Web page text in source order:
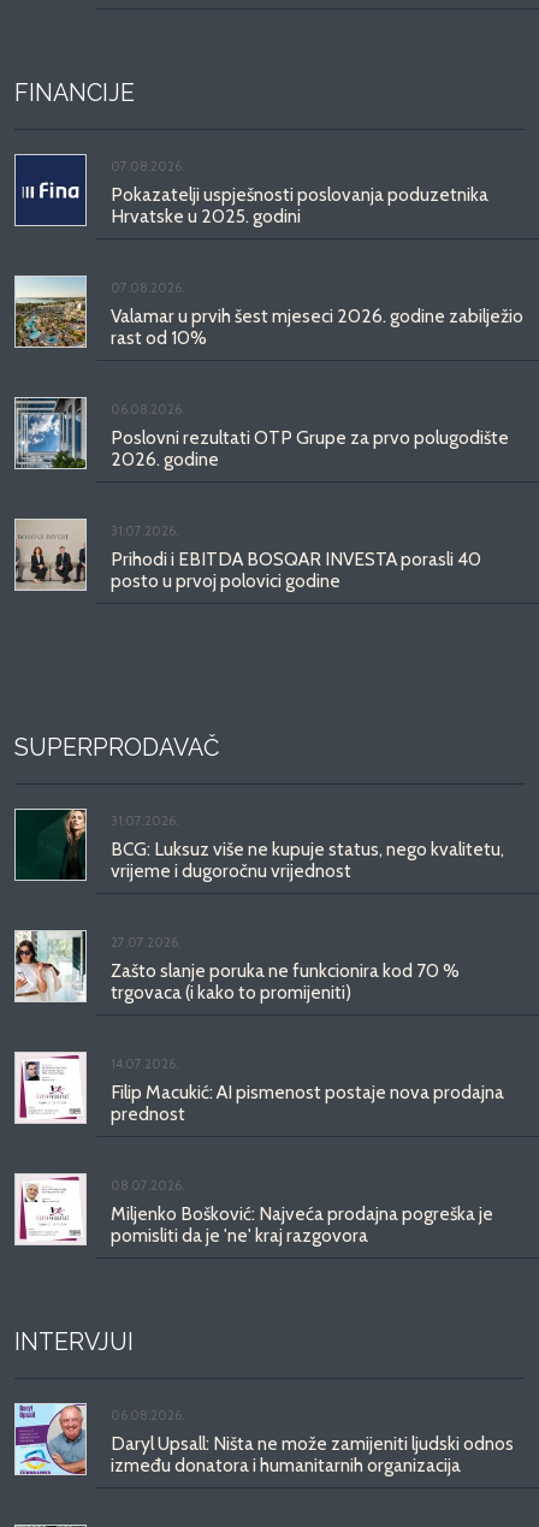
FINANCIJE
07.08.2026.
Pokazatelji uspješnosti poslovanja poduzetnika
Hrvatske u 2025. godini
07.08.2026.
Valamar u prvih šest mjeseci 2026. godine zabilježio
rast od 10%
06.08.2026.
Poslovni rezultati OTP Grupe za prvo polugodište
2026. godine
31.07.2026.
Prihodi i EBITDA BOSQAR INVESTA porasli 40
posto u prvoj polovici godine
SUPERPRODAVAČ
31.07.2026.
BCG: Luksuz više ne kupuje status, nego kvalitetu,
vrijeme i dugoročnu vrijednost
27.07.2026.
Zašto slanje poruka ne funkcionira kod 70 %
trgovaca (i kako to promijeniti)
14.07.2026.
Filip Macukić: AI pismenost postaje nova prodajna
prednost
08.07.2026.
Miljenko Bošković: Najveća prodajna pogreška je
pomisliti da je 'ne' kraj razgovora
INTERVJUI
06.08.2026.
Daryl Upsall: Ništa ne može zamijeniti ljudski odnos
između donatora i humanitarnih organizacija